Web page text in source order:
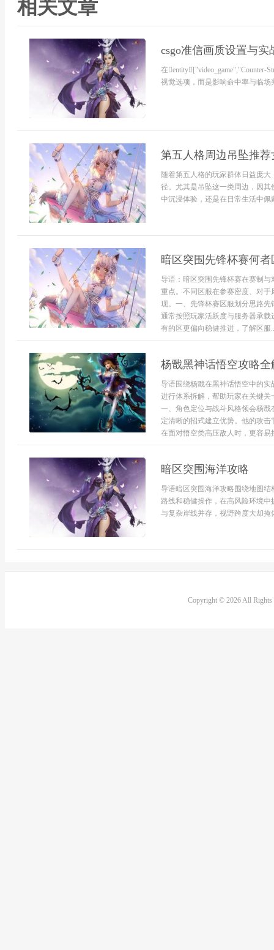
相关文章
csgo准信画质设置与实
在entity["video_game","Counter-
视觉选项，而是影响命中率与临
第五人格周边吊坠推荐
随着第五人格的玩家群体日益庞
径。尤其是吊坠这一类周边，因
中沉浸体验，还是在日常生活中
暗区突围先锋杯赛何
导语：暗区突围先锋杯赛在赛制
重点。不同区服在参赛密度、对
现。一、先锋杯赛区服划分思路
通常按照玩家活跃度与服务器承
有的区更偏向稳健推进，了解区服
杨戬黑神话悟空攻略全
导语围绕杨戬在黑神话悟空中的
进行体系拆解，帮助玩家在关键
一、角色定位与战斗风格领会杨
定清晰的招式建立优势。他的攻
在面对悟空类高压敌人时，更容易
暗区突围海洋攻略
导语暗区突围海洋攻略围绕地图
路线和稳健操作，在高风险环境
与复杂岸线并存，视野跨度大却掩
Copyright © 2026 All